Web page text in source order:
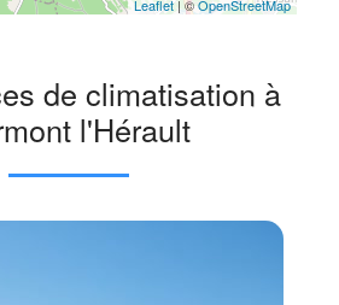
Leaflet| ©OpenStreetMap
de climatisation à
l'Hérault